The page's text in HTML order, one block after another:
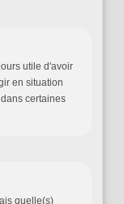
utile d'avoir
en situation
certaines
quelle(s)